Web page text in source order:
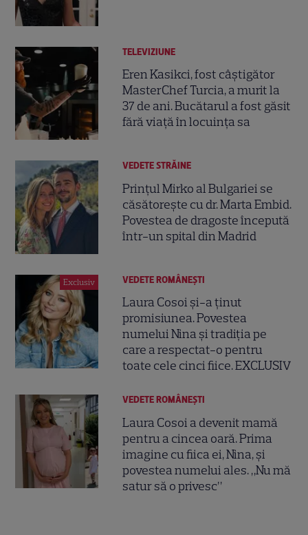
TELEVIZIUNE
Eren Kasikci, fost câștigător
MasterChef Turcia, a murit la
37 de ani. Bucătarul a fost găsit
fără viață în locuința sa
VEDETE STRĂINE
Prințul Mirko al Bulgariei se
căsătorește cu dr. Marta Embid.
Povestea de dragoste începută
într-un spital din Madrid
Exclusiv VEDETE ROMÂNEŞTI
Laura Cosoi și-a ținut
promisiunea. Povestea
numelui Nina și tradiția pe
care a respectat-o pentru
toate cele cinci fiice. EXCLUSIV
VEDETE ROMÂNEŞTI
Laura Cosoi a devenit mamă
pentru a cincea oară. Prima
imagine cu fiica ei, Nina, și
povestea numelui ales. „Nu mă
satur să o privesc”